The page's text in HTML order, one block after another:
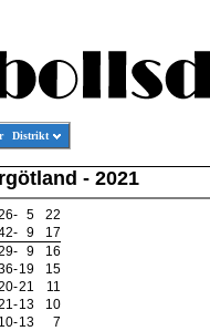
Distrikt
- 2021
- 5
22
- 9
17
- 9
16
-19
15
-21
11
-13
10
10-13
7